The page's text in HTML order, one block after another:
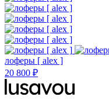
лоферы [ alex ]
20 800 ₽